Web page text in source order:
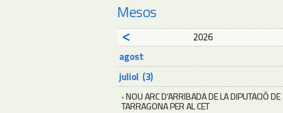
Mesos
2026
agost
juliol (3)
·NOU ARC D’ARRIBADA DE LA DIPUTACIÓ DE
TARRAGONA PER AL CET